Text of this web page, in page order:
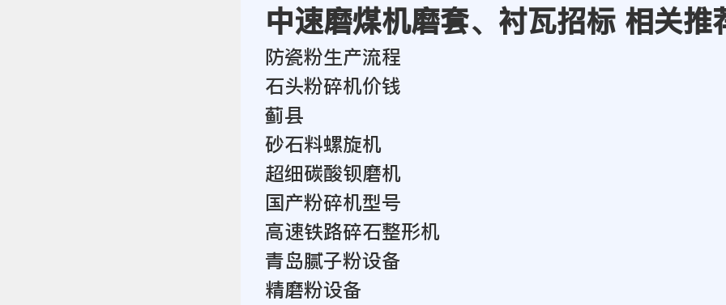
中速磨煤机磨套、衬瓦招标 相关推
防瓷粉生产流程
石头粉碎机价钱
蓟县
砂石料螺旋机
超细碳酸钡磨机
国产粉碎机型号
高速铁路碎石整形机
青岛腻子粉设备
精磨粉设备